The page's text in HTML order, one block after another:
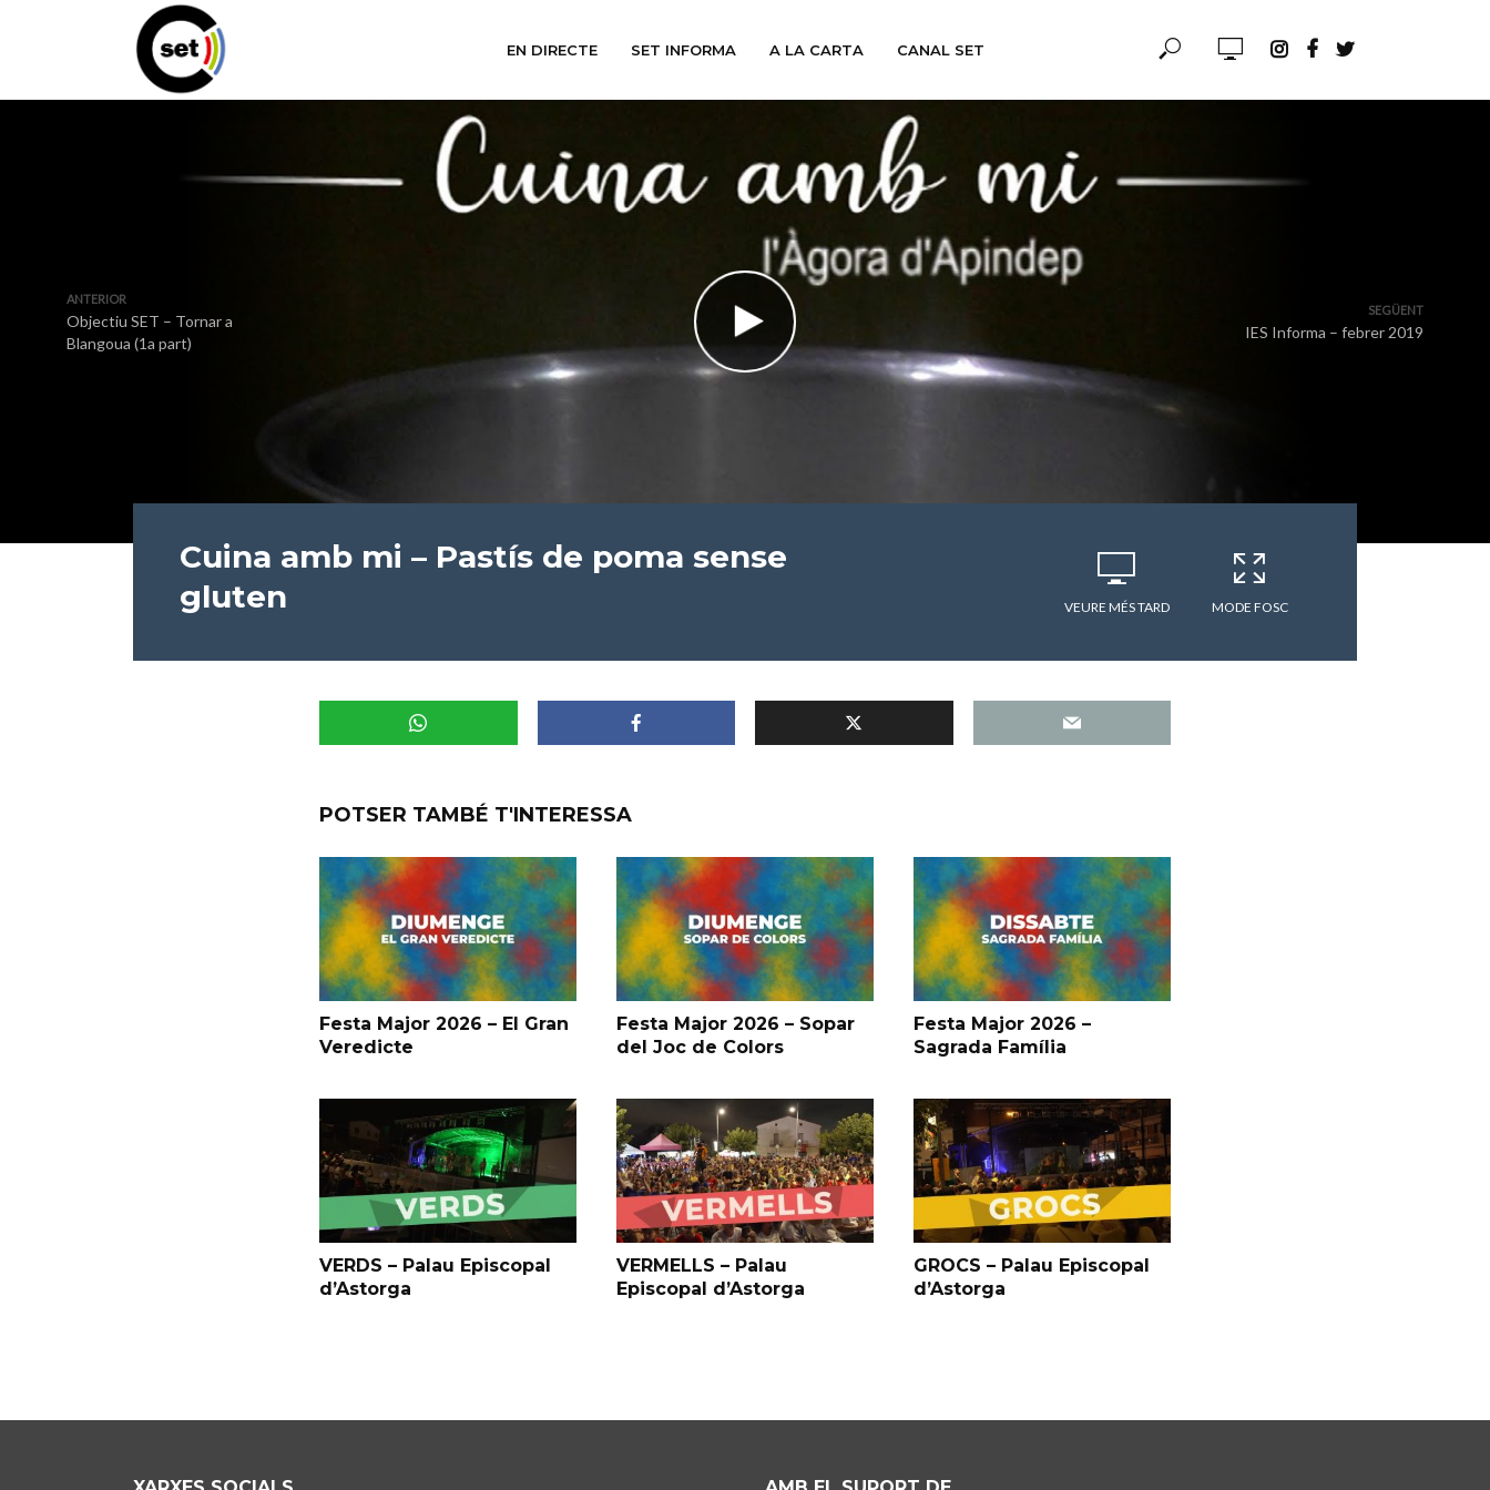
EN DIRECTE SET INFORMA A LA CARTA CANAL SET
ANTERIOR
Objectiu SET – Tornar a
Blangoua (1a part)
SEGÜENT
IES Informa – febrer 2019
Cuina amb mi – Pastís de poma sense
gluten
VEURE MÉS TARD MODE FOSC
POTSER TAMBÉ T'INTERESSA
Festa Major 2026 – El Gran
Veredicte
Festa Major 2026 – Sopar
del Joc de Colors
Festa Major 2026 –
Sagrada Família
VERDS – Palau Episcopal
d’Astorga
VERMELLS – Palau
Episcopal d’Astorga
GROCS – Palau Episcopal
d’Astorga